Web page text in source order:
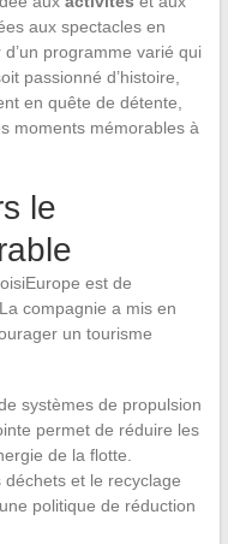
aux spectacles en
programme varié qui
passionné d’histoire,
en quête de détente,
moments mémorables à
le
est de
compagnie a mis en
un tourisme
systèmes de propulsion
permet de réduire les
de la flotte.
et le recyclage
politique de réduction